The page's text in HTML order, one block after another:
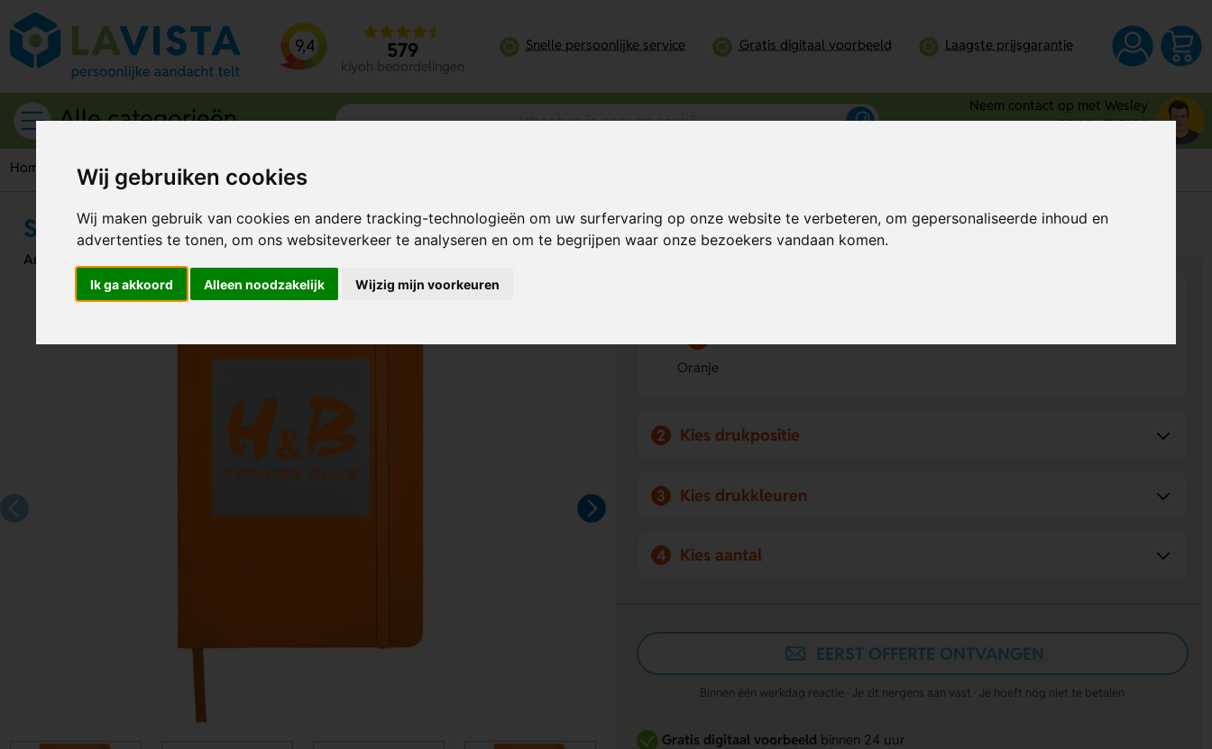
Wij gebruiken cookies
Wij maken gebruik van cookies en andere tracking-technologieën om uw surfervaring op onze website te verbeteren, om gepersonaliseerde inhoud en
advertenties te tonen, om ons websiteverkeer te analyseren en om te begrijpen waar onze bezoekers vandaan komen.
Ik ga akkoord Alleen noodzakelijk Wijzig mijn voorkeuren
9,4 579
kiyoh beoordelingen
Snelle persoonlijke service Gratis digitaal voorbeeld Laagste prijsgarantie
Alle categorieën
Neem contact op met Wesley
0344 - 745109
Home Zoek op type Goedkope relatiegeschenken
Spectrum A5 hardcover notitieboek
Artikelnummer:
Bereken mijn prijs Prijs op aanvraag
Oranje
2 Kies drukpositie
3 Kies drukkleuren
4 Kies aantal
EERST OFFERTE ONTVANGEN
Binnen één werkdag reactie · Je zit nergens aan vast · Je hoeft nog niet te betalen
Gratis digitaal voorbeeldbinnen 24 uur